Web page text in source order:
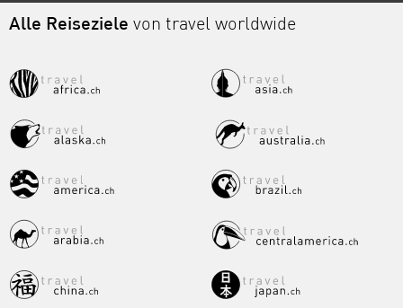
Alle Reiseziele von travel worldwide